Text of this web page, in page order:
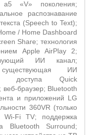
а5 «V» поколения;
распознавание
(Speech to Text);
/ Home Dashboard
Share; технология
Apple AirPlay 2;
ИИ канал;
ИИ
доступа Quick
; веб-браузер; Bluetooth
и приложений LG
360VR (только
Wi-Fi TV; поддержка
Bluetooth Surround;